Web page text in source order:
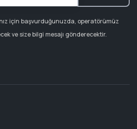
için başvurduğunuzda, operatörümüz
ve size bilgi mesajı gönderecektir.